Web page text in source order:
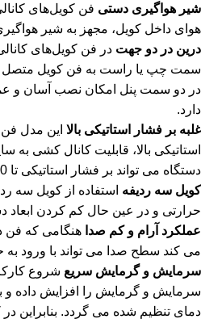
شیر هواگیری دستی فن کویل‌های
هوای داخل کویل، مجهز به شیر
درین در دو جهت در فن کویل‌های
سمت چپ یا راست به فن کویل متصل
در دو سمت پنل امکان نصب آسان و
دارد.
غلبه بر فشار استاتیکی بالا این مدل فن
استاتیکی بالا، قابلیت کانال کشی به
دستگاه می تواند بر فشار استاتیکی تا 130 پاسکال غلبه نماید.
کویل سه ردیفه استفاده از کویل سه
حرارتی و در عین حال کم کردن ابعاد
عملکرد آرام و کم صدا هنگامی که فن
می کند سطح صدا می تواند با ورود به
سرمایش و گرمایش سریع شروع
سرمایش و گرمایش را افزایش داده
دمای تنظیم شده می گردد. بنابراین در